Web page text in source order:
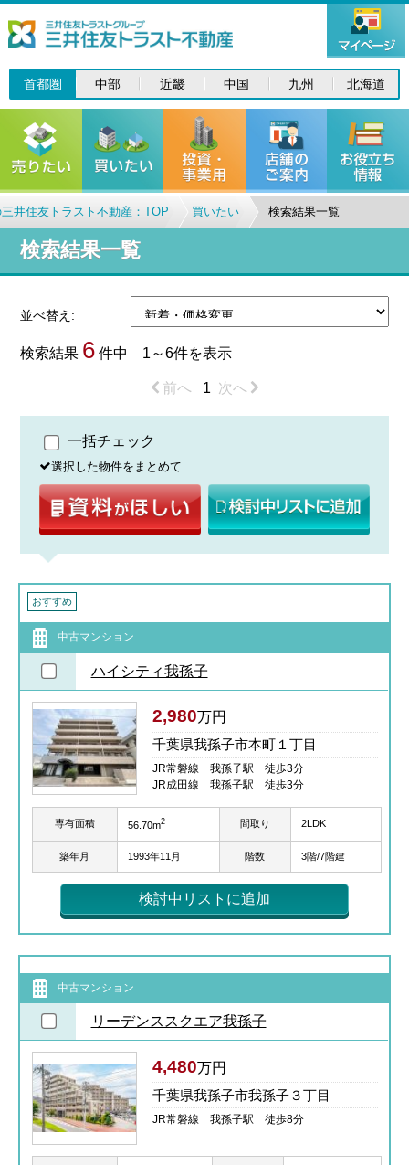
首都圏 中部 近畿 中国 九州 北海道
井住友トラスト不動産：TOP 買いたい 検索結果一覧
検索結果一覧
並べ替え:
検索結果 6 件中 1～6件を表示
前へ 1 次へ
一括チェック
選択した物件をまとめて
おすすめ
中古マンション
ハイシティ我孫子
2,980万円
千葉県我孫子市本町１丁目
JR常磐線 我孫子駅 徒歩3分
JR成田線 我孫子駅 徒歩3分
専有面積 56.70m2 間取り 2LDK
築年月 1993年11月 階数 3階/7階建
検討中リストに追加
中古マンション
リーデンススクエア我孫子
4,480万円
千葉県我孫子市我孫子３丁目
JR常磐線 我孫子駅 徒歩8分